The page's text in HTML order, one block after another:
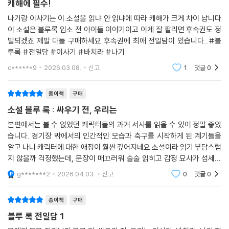
캐해에 필수!
나기랑 이사기는 이 소설을 읽냐 안 읽냐에 따라 캐해가 크게 차이 납니다
이 소설은 블루록 입소 전 아이들 이야기이고 이게 잘 팔리면 후속권도 정
발되겠죠 제발 다들 구매하세요 후속권에 최애 전일담이 있습니다...#블
루록 #전일담 #이사기 #바치라 #나기
c******9 2026.03.08. 신고 1 댓글0
종이책 구매
소설 블루 록 : 싸우기 전, 우리는
본편에서는 볼 수 없었던 캐릭터들의 과거 서사를 읽을 수 있어 정말 좋았
습니다. 경기장 밖에서의 인간적인 모습과 축구를 시작하게 된 계기들을
알고 나니 캐릭터에 대한 애정이 훨씬 깊어지네요.소설이라 읽기 부담스럽
지 않을까 걱정했는데, 문장이 매끄러워 술술 읽히고 감정 묘사가 섬세해
서 몰입감이 대단합니다. 블루 록 팬이라면 선수들의 '진짜 속마음'을 엿볼
수 있는 이 책을
g*******2 2026.04.03. 신고 0 댓글0
종이책 구매
블루 록 전일담 1